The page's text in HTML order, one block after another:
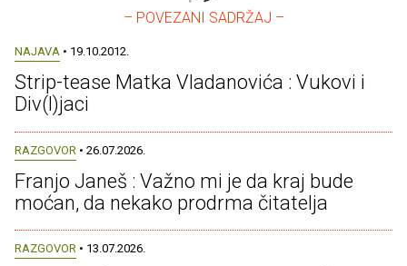
– POVEZANI SADRŽAJ –
NAJAVA • 19.10.2012.
Strip-tease Matka Vladanovića : Vukovi i
Div(l)jaci
RAZGOVOR • 26.07.2026.
Franjo Janeš : Važno mi je da kraj bude
moćan, da nekako prodrma čitatelja
RAZGOVOR • 13.07.2026.